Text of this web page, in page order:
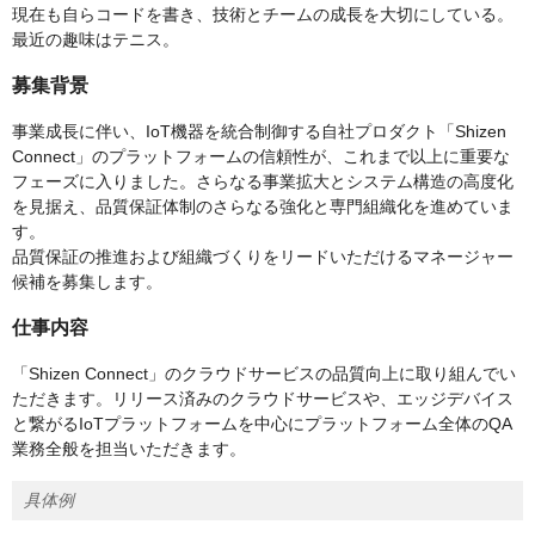
現在も自らコードを書き、技術とチームの成長を大切にしている。
最近の趣味はテニス。
募集背景
事業成長に伴い、IoT機器を統合制御する自社プロダクト「Shizen
Connect」のプラットフォームの信頼性が、これまで以上に重要な
フェーズに入りました。さらなる事業拡大とシステム構造の高度化
を見据え、品質保証体制のさらなる強化と専門組織化を進めていま
す。
品質保証の推進および組織づくりをリードいただけるマネージャー
候補を募集します。
仕事内容
「Shizen Connect」のクラウドサービスの品質向上に取り組んでい
ただきます。リリース済みのクラウドサービスや、エッジデバイス
と繋がるIoTプラットフォームを中心にプラットフォーム全体のQA
業務全般を担当いただきます。
具体例